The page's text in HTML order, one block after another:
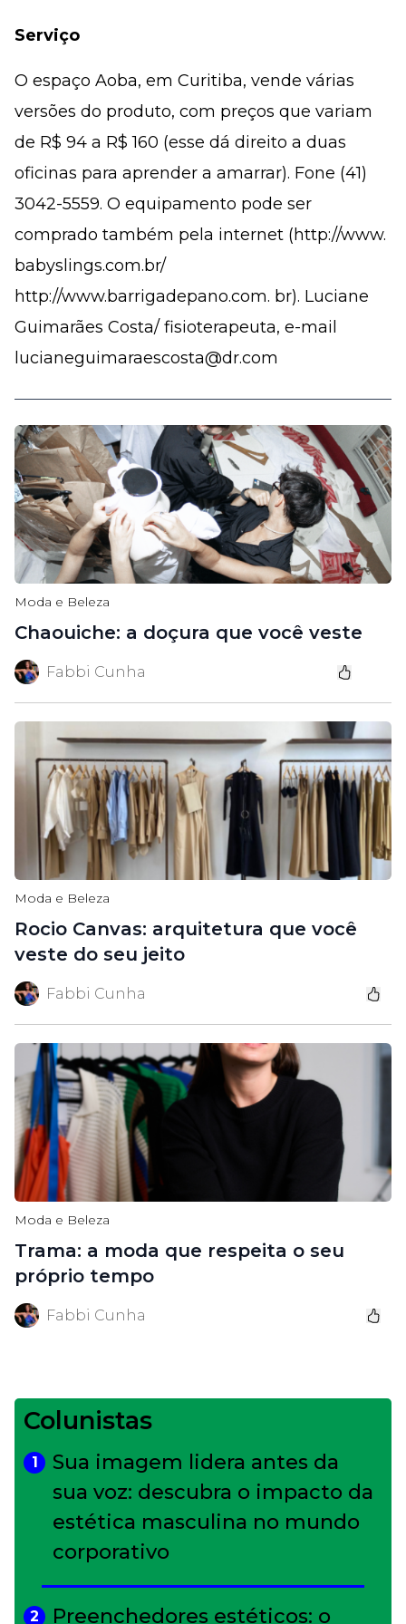
Serviço
O espaço Aoba, em Curitiba, vende várias
versões do produto, com preços que variam
de R$ 94 a R$ 160 (esse dá direito a duas
oficinas para aprender a amarrar). Fone (41)
3042-5559. O equipamento pode ser
comprado também pela internet (http://www.
babyslings.com.br/
http://www.barrigadepano.com. br). Luciane
Guimarães Costa/ fisioterapeuta, e-mail
lucianeguimaraescosta@dr.com
Moda e Beleza
Chaouiche: a doçura que você veste
Fabbi Cunha
Moda e Beleza
Rocio Canvas: arquitetura que você
veste do seu jeito
Fabbi Cunha
Moda e Beleza
Trama: a moda que respeita o seu
próprio tempo
Fabbi Cunha
Colunistas
1
Sua imagem lidera antes da
sua voz: descubra o impacto da
estética masculina no mundo
corporativo
2
Preenchedores estéticos: o